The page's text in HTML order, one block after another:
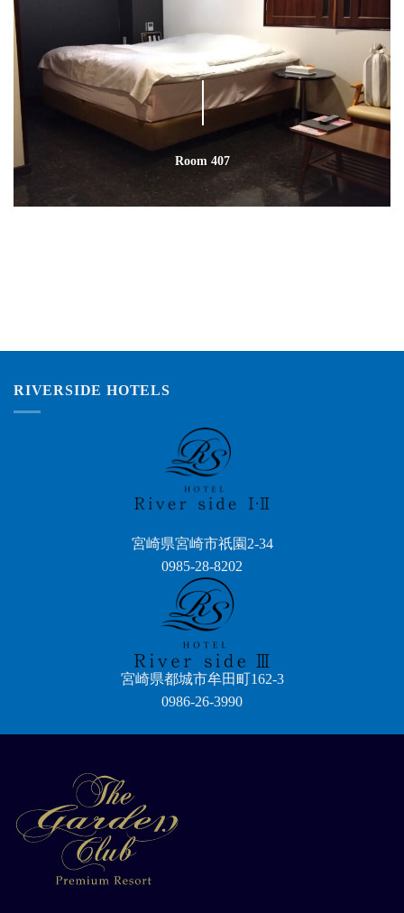
Room 407
RIVERSIDE HOTELS
宮崎県宮崎市祇園2-34
0985-28-8202
宮崎県都城市牟田町162-3
0986-26-3990